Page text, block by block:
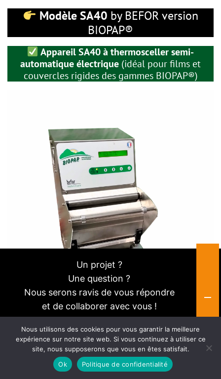
Modèle SA40 by BEFOR version
BIOPAP®
Appareil SA40 à thermosceller semi-
automatique électrique (idéal pour films et
couvercles rigides des gammes BIOPAP®)
Un projet ?
Une question ?
Nous serons ravis de vous répondre
et de collaborer avec vous !
Consultez-nous
Nous utilisons des cookies pour vous garantir la meilleure
expérience sur notre site web. Si vous continuez à utiliser ce
site, nous supposerons que vous en êtes satisfait.
Ok
Politique de confidentialité